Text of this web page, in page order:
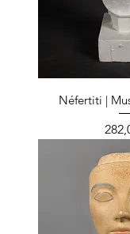
Néfertiti |
Prix